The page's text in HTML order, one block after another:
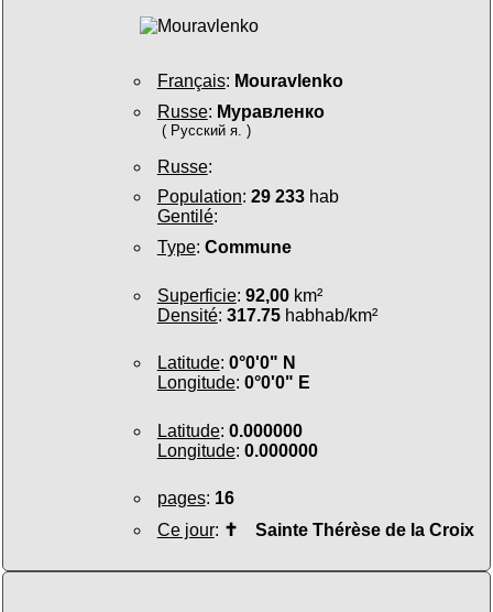
Français: Mouravlenko
Russe: Муравленко
( Русский я. )
Russe:
Population: 29 233hab
Gentilé:
Type: Commune
Superficie: 92,00km²
Densité: 317.75habhab/km²
Latitude: 0°0'0" N
Longitude: 0°0'0" E
Latitude: 0.000000
Longitude: 0.000000
pages: 16
Ce jour: ✝ Sainte Thérèse de la Croix